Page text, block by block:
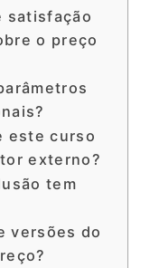
satisfação
o preço
este curso
externo?
tem
versões do